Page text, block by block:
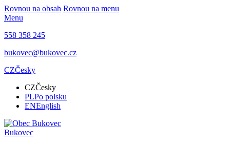
Rovnou na obsah Rovnou na menu
Menu
558 358 245
bukovec@bukovec.cz
CZČesky
CZČesky
PLPo polsku
ENEnglish
Bukovec